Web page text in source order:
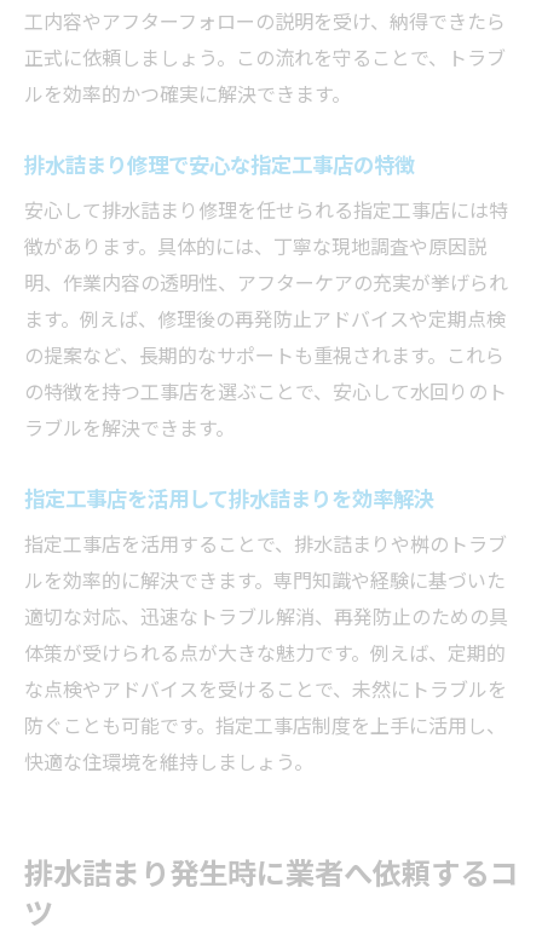
工内容やアフターフォローの説明を受け、納得できたら
正式に依頼しましょう。この流れを守ることで、トラブ
ルを効率的かつ確実に解決できます。
排水詰まり修理で安心な指定工事店の特徴
安心して排水詰まり修理を任せられる指定工事店には特
徴があります。具体的には、丁寧な現地調査や原因説
明、作業内容の透明性、アフターケアの充実が挙げられ
ます。例えば、修理後の再発防止アドバイスや定期点検
の提案など、長期的なサポートも重視されます。これら
の特徴を持つ工事店を選ぶことで、安心して水回りのト
ラブルを解決できます。
指定工事店を活用して排水詰まりを効率解決
指定工事店を活用することで、排水詰まりや桝のトラブ
ルを効率的に解決できます。専門知識や経験に基づいた
適切な対応、迅速なトラブル解消、再発防止のための具
体策が受けられる点が大きな魅力です。例えば、定期的
な点検やアドバイスを受けることで、未然にトラブルを
防ぐことも可能です。指定工事店制度を上手に活用し、
快適な住環境を維持しましょう。
排水詰まり発生時に業者へ依頼するコ
ツ